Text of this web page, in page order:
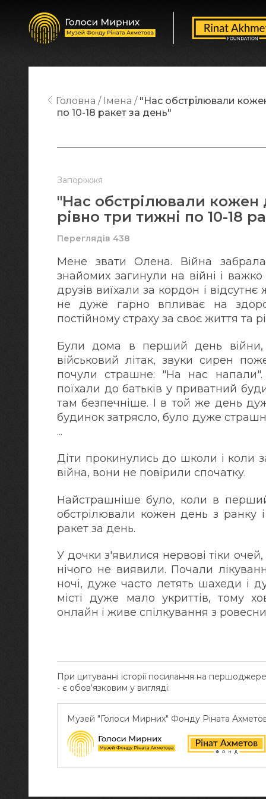
Запоріжжя
"Нас обстрілювали кожен
рівно три тижні по 10-18
Переглядів 438
Мене звати Олена. Війна
знайомих загинули на війні і
друзів виїхали за кордон і
не дуже гарно впливає на
постійному страху за своє життя та
Були дома в перший день війни,
військовий літак, звуки сирен
почули страшне: "На нас напали".
поїхали до батьків у приватний
там безпечніше. І в той же день
будинок затрясло, було дуже
...
Діти прокинулись до школи і коли
війна, вони не повірили спочатку.
Найстрашніше було, коли в
обстрілювали кожен день з ранку
ракет за день.
У дочки з'явилися нервові тіки
нічого не виявили. Почали
ночі, дуже часто летять шахеди і
місті дуже мало укриттів, тому
онлайн і живе спілкування з
При цитуванні історії посилання на
- є обов‘язковим у вигляді:
Музей "Голоси Мирних" Фонду Ріната
Головна Імена
"Нас обстрілювали
по 10-18 ракет за день"